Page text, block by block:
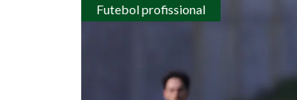
Futebol profissional